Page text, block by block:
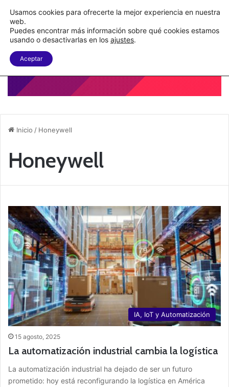
Nueva Ley Aduanera eleva el costo de los errores documentales
Menu
Inicio / Honeywell
Honeywell
IA, IoT y Automatización
15 agosto, 2025
La automatización industrial cambia la logística
La automatización industrial ha dejado de ser un futuro
prometido: hoy está reconfigurando la logística en América
Usamos cookies para ofrecerte la mejor experiencia en nuestra
web.
Puedes encontrar más información sobre qué cookies estamos
usando o desactivarlas en los ajustes.
Aceptar